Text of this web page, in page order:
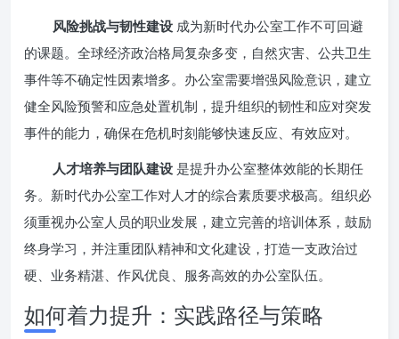
风险挑战与韧性建设 成为新时代办公室工作不可回避
的课题。全球经济政治格局复杂多变，自然灾害、公共卫生
事件等不确定性因素增多。办公室需要增强风险意识，建立
健全风险预警和应急处置机制，提升组织的韧性和应对突发
事件的能力，确保在危机时刻能够快速反应、有效应对。
人才培养与团队建设 是提升办公室整体效能的长期任
务。新时代办公室工作对人才的综合素质要求极高。组织必
须重视办公室人员的职业发展，建立完善的培训体系，鼓励
终身学习，并注重团队精神和文化建设，打造一支政治过
硬、业务精湛、作风优良、服务高效的办公室队伍。
如何着力提升：实践路径与策略